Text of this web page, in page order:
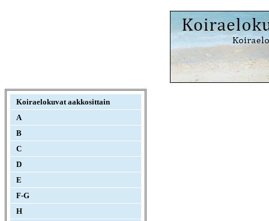
Koiraelokuvat aakkosittain
A
B
C
D
E
F-G
H